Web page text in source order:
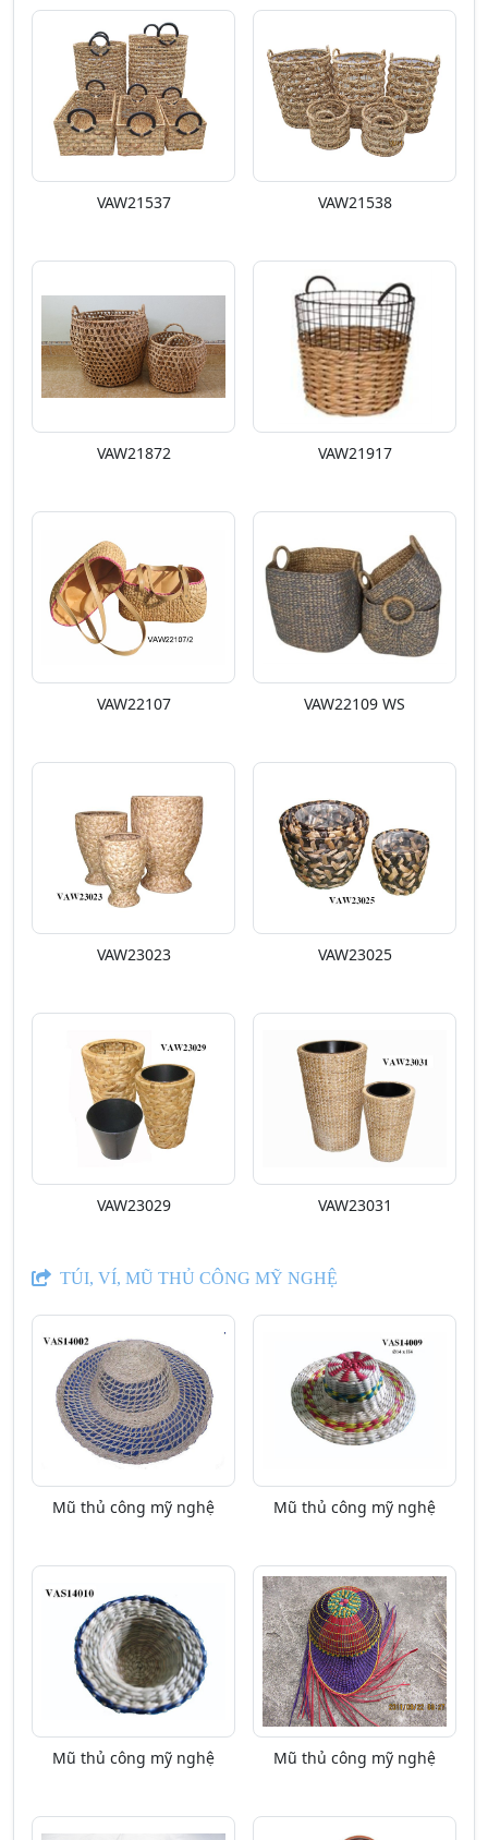
VAW21537 VAW21538
VAW21872 VAW21917
VAW22107 VAW22109 WS
VAW23023 VAW23025
VAW23029 VAW23031
TÚI, VÍ, MŨ THỦ CÔNG MỸ NGHỆ
Mũ thủ công mỹ nghệ Mũ thủ công mỹ nghệ
Mũ thủ công mỹ nghệ Mũ thủ công mỹ nghệ